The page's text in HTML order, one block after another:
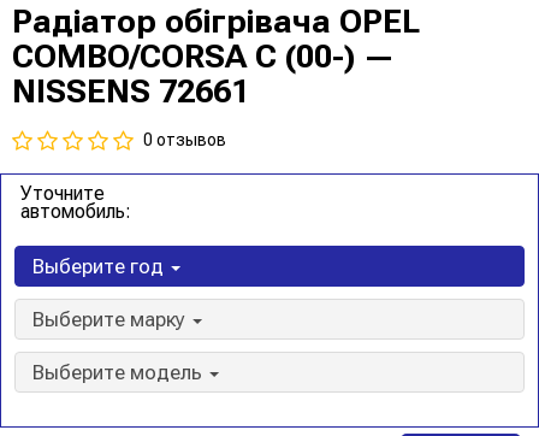
Радіатор обігрівача OPEL
COMBO/CORSA C (00-) —
NISSENS 72661
0 отзывов
Уточните
автомобиль:
Выберите год
Выберите марку
Выберите модель